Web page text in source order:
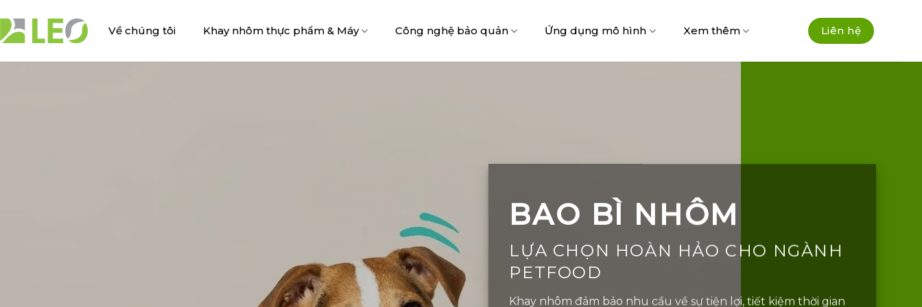
qua
nội
Về chúng tôi Khay nhôm thực phẩm & Máy Công nghệ bảo quản Ứng dụng mô hình Xem thêm Liên hệ
BAO BÌ NHÔM
LỰA CHỌN HOÀN HẢO CHO NGÀNH
PETFOOD
Khay nhôm đảm bảo nhu cầu về sự tiện lợi, tiết kiệm thời gian